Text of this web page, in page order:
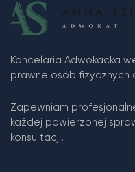
Kancelaria Adwokacka
prawne osób fizycznych
Zapewniam
każdej powierzonej
konsultacji.